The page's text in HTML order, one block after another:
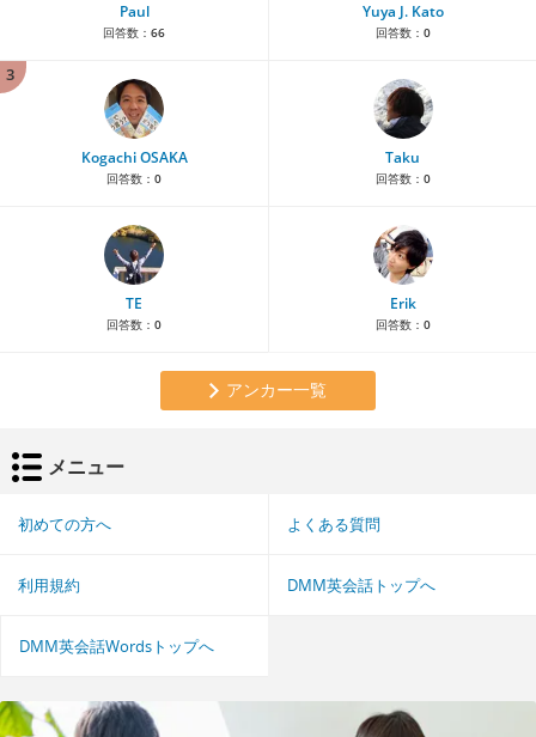
Paul
回答数： 66
Yuya J. Kato
回答数： 0
3
Kogachi OSAKA
回答数： 0
Taku
回答数： 0
TE
回答数： 0
Erik
回答数： 0
アンカー一覧
メニュー
初めての方へ よくある質問
利用規約 DMM英会話トップへ
DMM英会話Wordsトップへ